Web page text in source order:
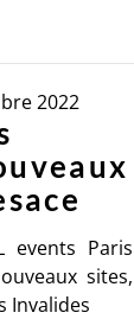
2022
events Paris
sites,
Invalides